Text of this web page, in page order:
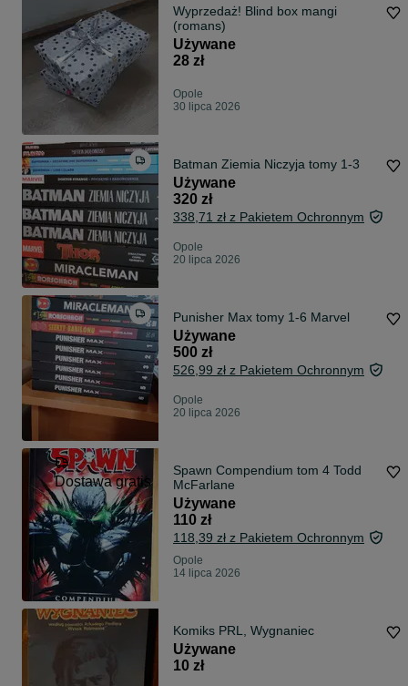
Wyprzedaż! Blind box mangi
(romans)
Używane
28 zł
Opole
30 lipca 2026
Batman Ziemia Niczyja tomy 1-3
Używane
320 zł
338,71 zł z Pakietem Ochronnym
Opole
20 lipca 2026
Punisher Max tomy 1-6 Marvel
Używane
500 zł
526,99 zł z Pakietem Ochronnym
Opole
20 lipca 2026
Dostawa gratis
Spawn Compendium tom 4 Todd
McFarlane
Używane
110 zł
118,39 zł z Pakietem Ochronnym
Opole
14 lipca 2026
Komiks PRL, Wygnaniec
Używane
10 zł